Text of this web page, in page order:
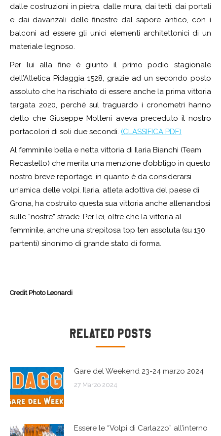
dalle costruzioni in pietra, dalle mura, dai tetti, dai portali
e dai davanzali delle finestre dal sapore antico, con i
balconi ad essere gli unici elementi architettonici di un
materiale legnoso.
Per lui alla fine è giunto il primo podio stagionale
dell’Atletica Pidaggia 1528, grazie ad un secondo posto
assoluto che ha rischiato di essere anche la prima vittoria
targata 2020, perché sul traguardo i cronometri hanno
detto che Giuseppe Molteni aveva preceduto il nostro
portacolori di soli due secondi. (CLASSIFICA PDF)
Al femminile bella e netta vittoria di Ilaria Bianchi (Team
Recastello) che merita una menzione d’obbligo in questo
nostro breve reportage, in quanto è da considerarsi
un’amica delle volpi. Ilaria, atleta adottiva del paese di
Grona, ha costruito questa sua vittoria anche allenandosi
sulle “nostre” strade. Per lei, oltre che la vittoria al
femminile, anche una strepitosa top ten assoluta (su 130
partenti) sinonimo di grande stato di forma.
Credit Photo Leonardi
i
post
Related Posts
Gare del Weekend 23-24 marzo 2024
27 Marzo 2024
Essere le “Volpi di Carlazzo” all’interno